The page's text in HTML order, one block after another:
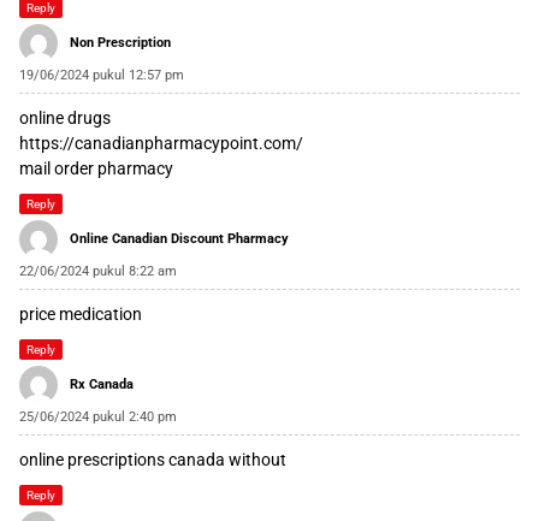
Reply
Non Prescription
19/06/2024 pukul 12:57 pm
online drugs
https://canadianpharmacypoint.com/
mail order pharmacy
Reply
Online Canadian Discount Pharmacy
22/06/2024 pukul 8:22 am
price medication
Reply
Rx Canada
25/06/2024 pukul 2:40 pm
online prescriptions canada without
Reply